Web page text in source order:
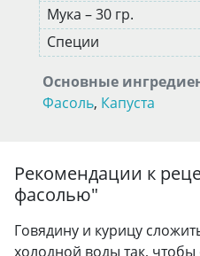
Мука – 30 гр.
Специи
Основные
Фасоль, Капуста
Рекомендации к
фасолью"
Говядину и курицу
холодной воды так,